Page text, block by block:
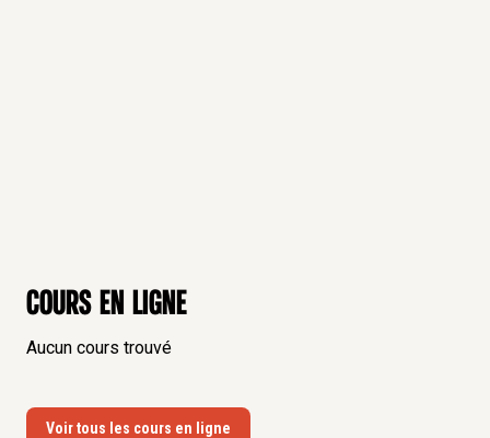
Cours en ligne
Aucun cours trouvé
Voir tous les cours en ligne